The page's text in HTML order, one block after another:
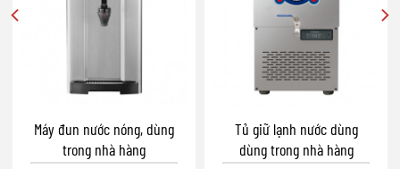
Máy đun nước nóng, dùng
trong nhà hàng
Tủ giữ lạnh nước dùng
dùng trong nhà hàng